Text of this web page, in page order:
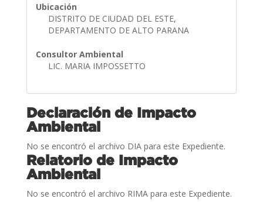
Ubicación
DISTRITO DE CIUDAD DEL ESTE,
DEPARTAMENTO DE ALTO PARANA
Consultor Ambiental
LIC. MARIA IMPOSSETTO
Declaración de Impacto
Ambiental
No se encontró el archivo DIA para este Expediente.
Relatorio de Impacto
Ambiental
No se encontró el archivo RIMA para este Expediente.